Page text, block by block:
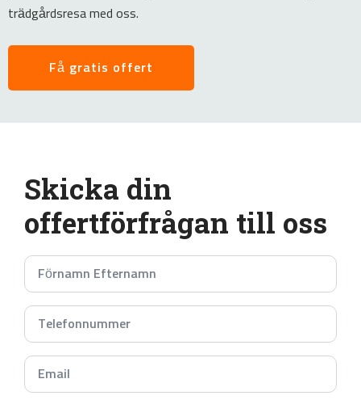
trädgårdsresa med oss.
Få gratis offert
Skicka din
offertförfrågan till oss
Namn
Telefonnummer
Email